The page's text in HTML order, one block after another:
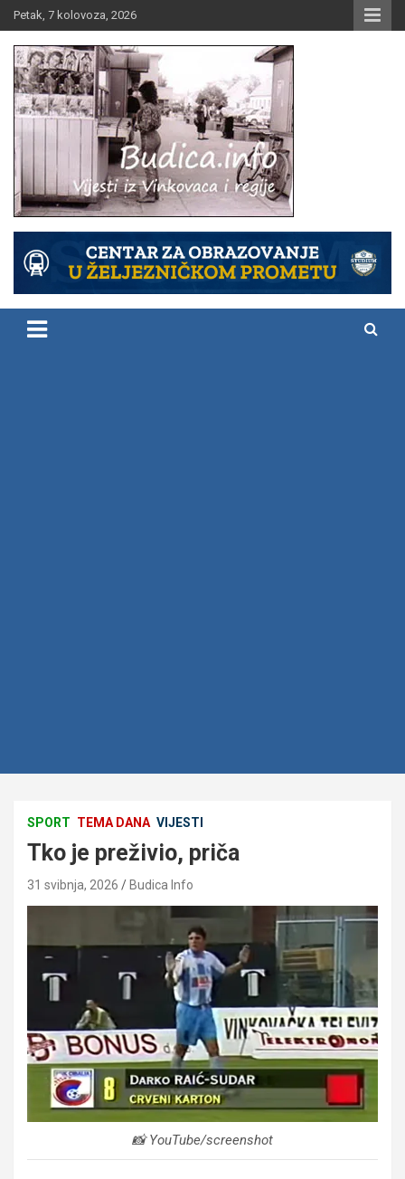
Skip
to
content
Petak, 7 kolovoza, 2026
Budica.info
SPORT TEMA DANA VIJESTI
Tko je preživio, priča
31 svibnja, 2026 Budica Info
📸 YouTube/screenshot